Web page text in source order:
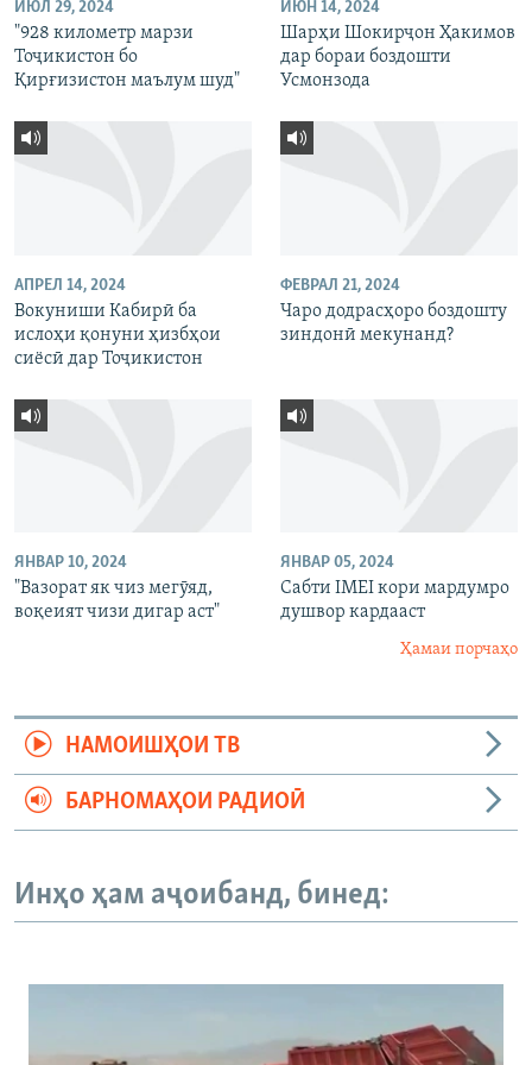
ИЮЛ 29, 2024
"928 километр марзи
Тоҷикистон бо
Қирғизистон маълум шуд"
ИЮН 14, 2024
Шарҳи Шокирҷон Ҳакимов
дар бораи боздошти
Усмонзода
АПРЕЛ 14, 2024
Вокуниши Кабирӣ ба
ислоҳи қонуни ҳизбҳои
сиёсӣ дар Тоҷикистон
ФЕВРАЛ 21, 2024
Чаро додрасҳоро боздошту
зиндонӣ мекунанд?
ЯНВАР 10, 2024
"Вазорат як чиз мегӯяд,
воқеият чизи дигар аст"
ЯНВАР 05, 2024
Сабти IMEI кори мардумро
душвор кардааст
Ҳамаи порчаҳо
НАМОИШҲОИ ТВ
БАРНОМАҲОИ РАДИОӢ
Инҳо ҳам аҷоибанд, бинед: